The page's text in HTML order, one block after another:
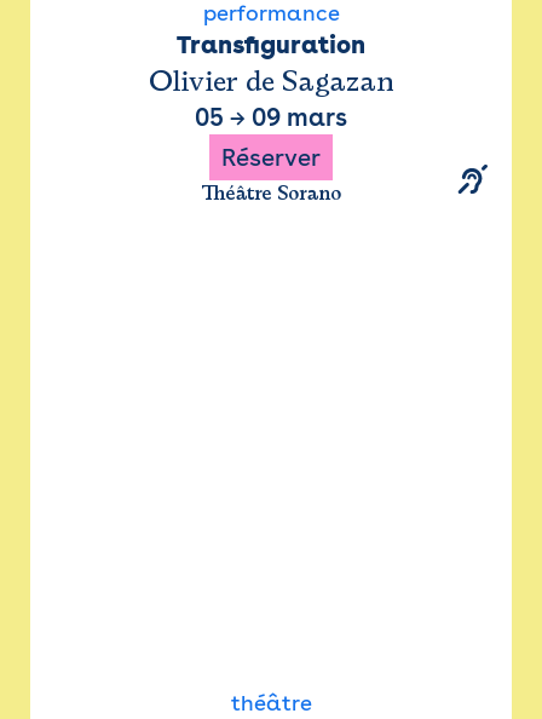
performance
Transfiguration
Olivier de Sagazan
05 → 09 mars
Réserver
Théâtre Sorano
théâtre